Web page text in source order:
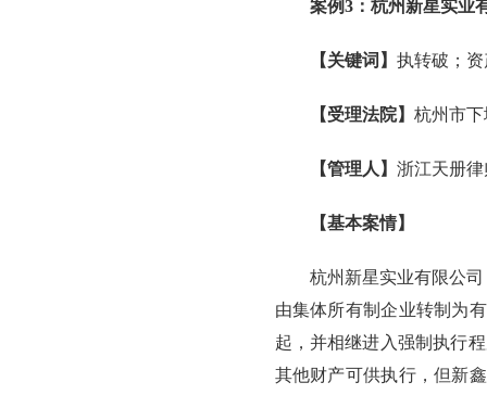
案例3：杭州新星实业
【关键词】 执转破；
【受理法院】 杭州市
【管理人】 浙江天册
【基本案情】
杭州新星实业有限公
由集体所有制企业转制为
起，并相继进入强制执行
其他财产可供执行，但新